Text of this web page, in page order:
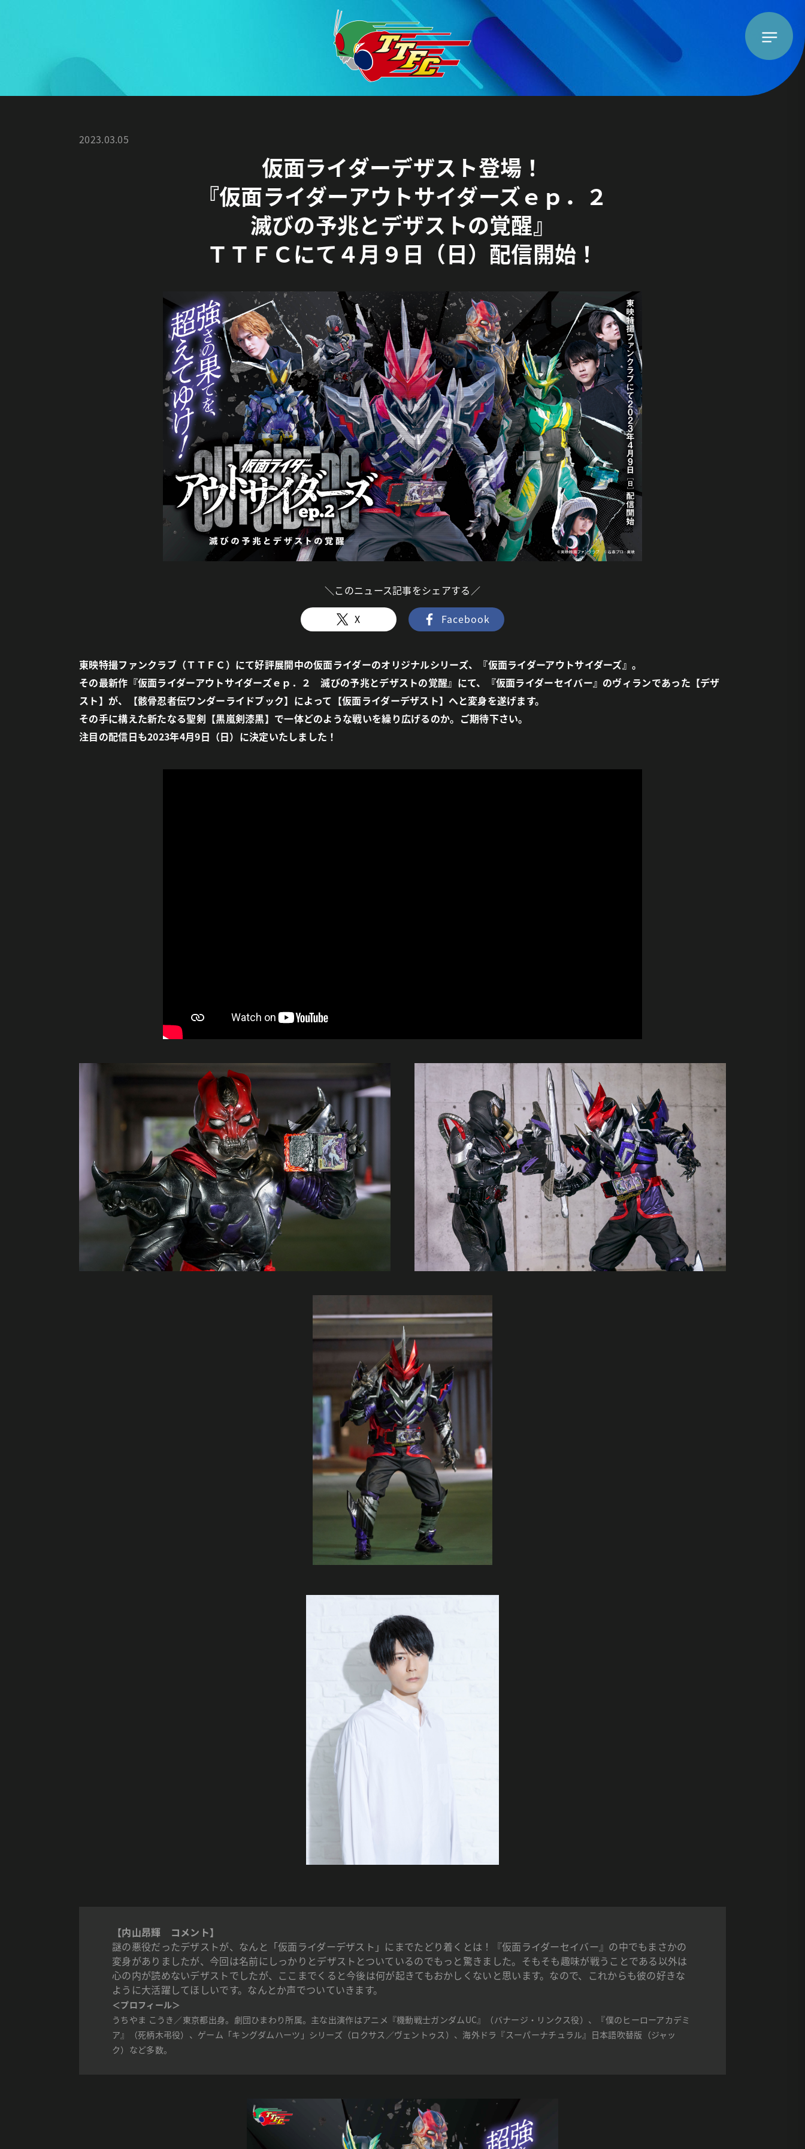
2023.03.05
仮面ライダーデザスト登場！
『仮面ライダーアウトサイダーズｅｐ．２
滅びの予兆とデザストの覚醒』
ＴＴＦＣにて４月９日（日）配信開始！
＼このニュース記事をシェアする／
X
Facebook
東映特撮ファンクラブ（ＴＴＦＣ）にて好評展開中の仮面ライダーのオリジナルシリーズ、『仮面ライダーアウトサイダーズ』。
その最新作『仮面ライダーアウトサイダーズｅｐ．２ 滅びの予兆とデザストの覚醒』にて、『仮面ライダーセイバー』のヴィランであった【デザ
スト】が、【骸骨忍者伝ワンダーライドブック】によって【仮面ライダーデザスト】へと変身を遂げます。
その手に構えた新たなる聖剣【黒嵐剣漆黒】で一体どのような戦いを繰り広げるのか。ご期待下さい。
注目の配信日も2023年4月9日（日）に決定いたしました！
【内山昂輝 コメント】
謎の悪役だったデザストが、なんと「仮面ライダーデザスト」にまでたどり着くとは！『仮面ライダーセイバー』の中でもまさかの
変身がありましたが、今回は名前にしっかりとデザストとついているのでもっと驚きました。そもそも趣味が戦うことである以外は
心の内が読めないデザストでしたが、ここまでくると今後は何が起きてもおかしくないと思います。なので、これからも彼の好きな
ように大活躍してほしいです。なんとか声でついていきます。
＜プロフィール＞
うちやま こうき／東京都出身。劇団ひまわり所属。主な出演作はアニメ『機動戦士ガンダムUC』（バナージ・リンクス役）、『僕のヒーローアカデミ
ア』（死柄木弔役）、ゲーム「キングダムハーツ」シリーズ（ロクサス／ヴェントゥス）、海外ドラ『スーパーナチュラル』日本語吹替版（ジャッ
ク）など多数。